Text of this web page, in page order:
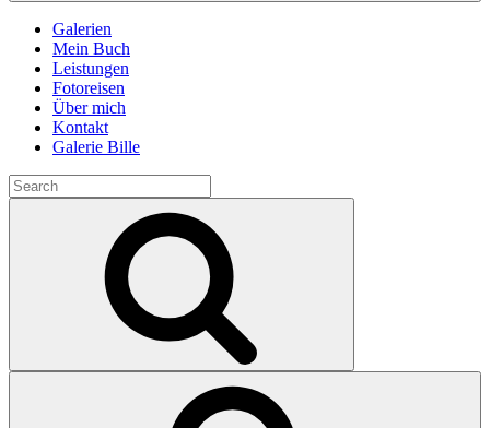
Galerien
Mein Buch
Leistungen
Fotoreisen
Über mich
Kontakt
Galerie Bille
Search
for: